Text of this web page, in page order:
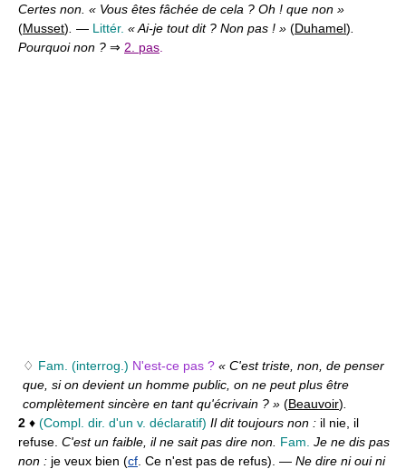
Certes non. « Vous êtes fâchée de cela ? Oh ! que non »
(Musset) — Littér. « Ai-je tout dit ? Non pas ! » (Duhamel)
Pourquoi non ? ⇒ 2. pas
♢ Fam. (interrog.) N'est-ce pas ? « C'est triste, non, de penser
que, si on devient un homme public, on ne peut plus être
complètement sincère en tant qu'écrivain ? » (Beauvoir)
2 ♦ (Compl. dir. d'un v. déclaratif) Il dit toujours non : il nie, il
refuse. C'est un faible, il ne sait pas dire non. Fam. Je ne dis pas
non : je veux bien (cf . Ce n'est pas de refus). — Ne dire ni oui ni